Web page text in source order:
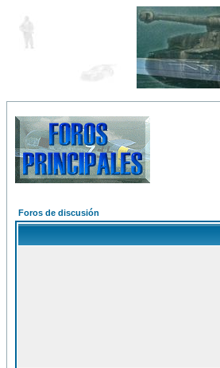
Foros de discusión